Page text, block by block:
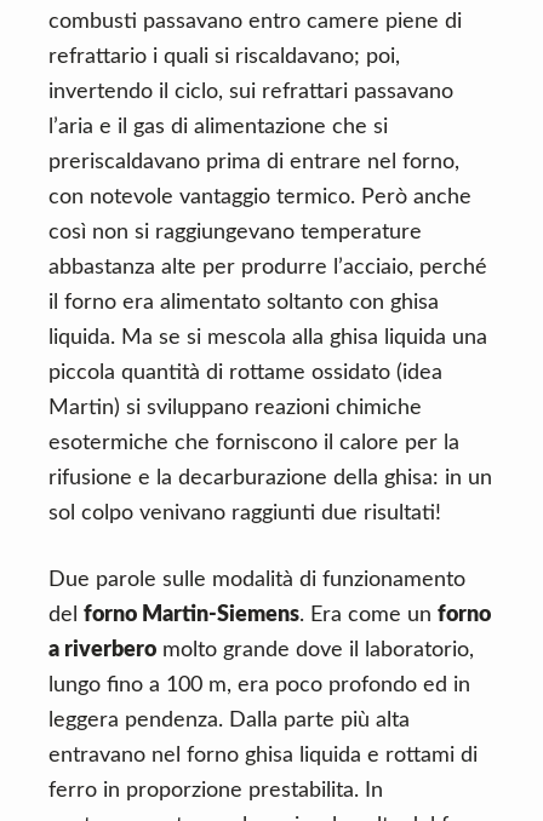
combusti passavano entro camere piene di
refrattario i quali si riscaldavano; poi,
invertendo il ciclo, sui refrattari passavano
l’aria e il gas di alimentazione che si
preriscaldavano prima di entrare nel forno,
con notevole vantaggio termico. Però anche
così non si raggiungevano temperature
abbastanza alte per produrre l’acciaio, perché
il forno era alimentato soltanto con ghisa
liquida. Ma se si mescola alla ghisa liquida una
piccola quantità di rottame ossidato (idea
Martin) si sviluppano reazioni chimiche
esotermiche che forniscono il calore per la
rifusione e la decarburazione della ghisa: in un
sol colpo venivano raggiunti due risultati!
Due parole sulle modalità di funzionamento
del forno Martin-Siemens. Era come un forno
a riverbero molto grande dove il laboratorio,
lungo fino a 100 m, era poco profondo ed in
leggera pendenza. Dalla parte più alta
entravano nel forno ghisa liquida e rottami di
ferro in proporzione prestabilita. In